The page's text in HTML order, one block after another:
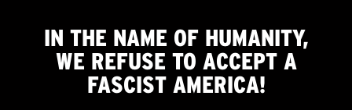
IN THE NAME OF HUMANITY,
WE REFUSE TO ACCEPTA
FASCIST AMERICA!